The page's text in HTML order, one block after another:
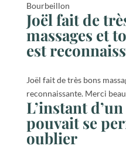
Bourbeillon
Joël fait de
massages et
est
Joël fait de très bons
reconnaissante. Merci
L’instant
pouvait se
oublier